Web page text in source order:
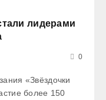
лидерами
0
«Звёздочки
более 150